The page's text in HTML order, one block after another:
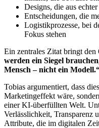
Designs, die aus
Entscheidungen, die
Logistikprozesse, bei
Fokus stehen
Ein zentrales Zitat bringt den
werden ein Siegel
Mensch – nicht ein
Tobias argumentiert, dass
Marketingeffekt wäre,
einer KI-überfüllten Welt.
Verlässlichkeit, Transparenz
Attribute, die im digitalen